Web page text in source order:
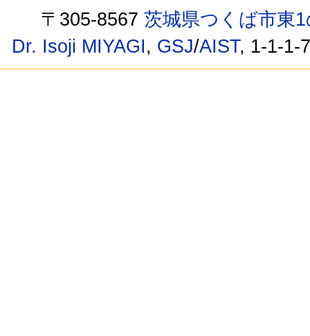
〒305-8567茨城県つくば市東
Dr. Isoji MIYAGI, GSJ/AIST, 1-1-1-